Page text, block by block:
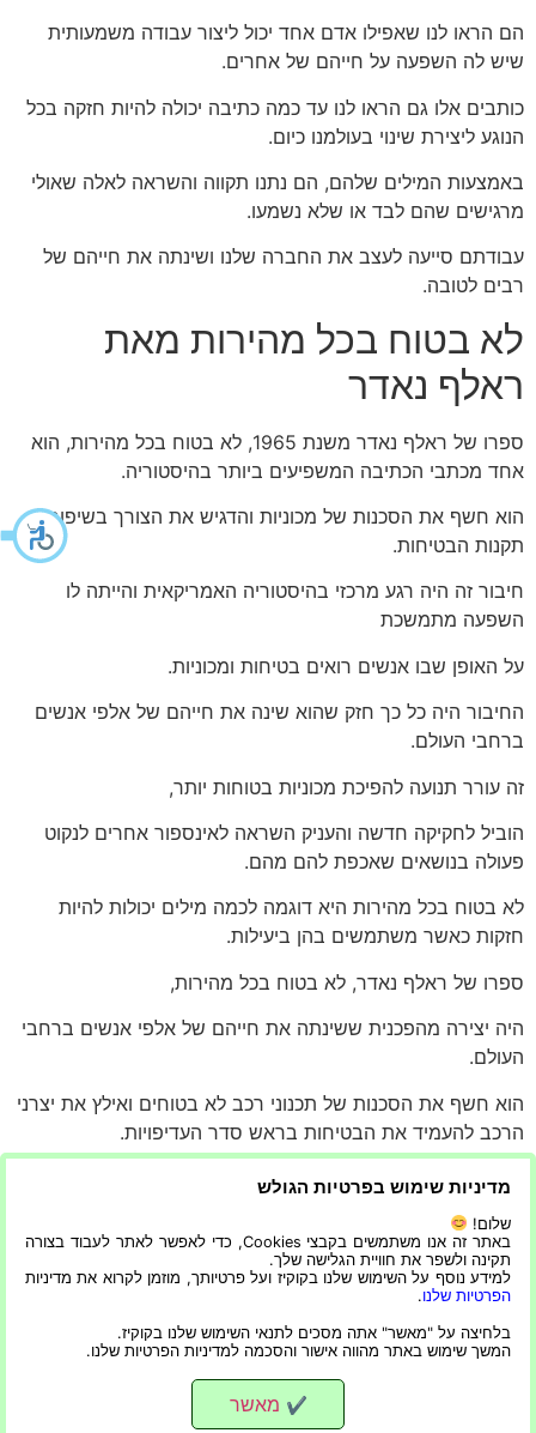
הם הראו לנו שאפילו אדם אחד יכול ליצור עבודה משמעותית
שיש לה השפעה על חייהם של אחרים.
כותבים אלו גם הראו לנו עד כמה כתיבה יכולה להיות חזקה בכל
הנוגע ליצירת שינוי בעולמנו כיום.
באמצעות המילים שלהם, הם נתנו תקווה והשראה לאלה שאולי
מרגישים שהם לבד או שלא נשמעו.
עבודתם סייעה לעצב את החברה שלנו ושינתה את חייהם של
רבים לטובה.
לא בטוח בכל מהירות מאת
ראלף נאדר
ספרו של ראלף נאדר משנת 1965, לא בטוח בכל מהירות, הוא
אחד מכתבי הכתיבה המשפיעים ביותר בהיסטוריה.
הוא חשף את הסכנות של מכוניות והדגיש את הצורך בשיפור
תקנות הבטיחות.
חיבור זה היה רגע מרכזי בהיסטוריה האמריקאית והייתה לו
השפעה מתמשכת
על האופן שבו אנשים רואים בטיחות ומכוניות.
החיבור היה כל כך חזק שהוא שינה את חייהם של אלפי אנשים
ברחבי העולם.
זה עורר תנועה להפיכת מכוניות בטוחות יותר,
הוביל לחקיקה חדשה והעניק השראה לאינספור אחרים לנקוט
פעולה בנושאים שאכפת להם מהם.
לא בטוח בכל מהירות היא דוגמה לכמה מילים יכולות להיות
חזקות כאשר משתמשים בהן ביעילות.
ספרו של ראלף נאדר, לא בטוח בכל מהירות,
היה יצירה מהפכנית ששינתה את חייהם של אלפי אנשים ברחבי
העולם.
הוא חשף את הסכנות של תכנוני רכב לא בטוחים ואילץ את יצרני
הרכב להעמיד את הבטיחות בראש סדר העדיפויות.
הספר עורר גל של אקטיביזם צרכני והוביל להעברת חוקים רבים
כתוצאה מכך, אינספור חיים ניצלו עקב מסע הצלב האמיץ
והנחוש של נאדר למען מכוניות בטוחות יותר.
מאמר זה יבדוק כיצד לא בטוח בכל מהירות שינה את תעשיית
הרכב ושיפר את בטיחות הציבור.
מדיניות שימוש בפרטיות הגולש
שלום!
באתר זה אנו משתמשים בקבצי Cookies, כדי לאפשר לאתר לעבוד בצורה
תקינה ולשפר את חוויית הגלישה שלך.
למידע נוסף על השימוש שלנו בקוקיז ועל פרטיותך, מוזמן לקרוא את מדיניות
הפרטיות שלנו.
בלחיצה על "מאשר" אתה מסכים לתנאי השימוש שלנו בקוקיז.
המשך שימוש באתר מהווה אישור והסכמה למדיניות הפרטיות שלנו.
✔ מאשר